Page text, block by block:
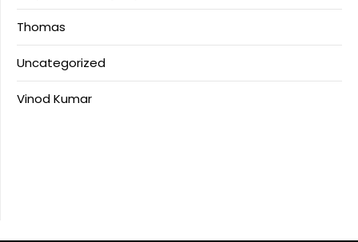
Thomas
Uncategorized
Vinod Kumar